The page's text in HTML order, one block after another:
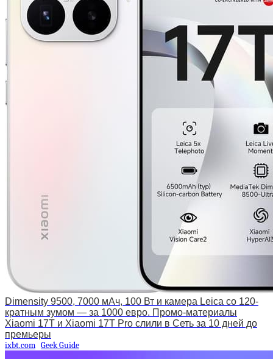
Dimensity 9500, 7000 мАч, 100 Вт и камера Leica со 120-
кратным зумом — за 1000 евро. Промо-материалы
Xiaomi 17T и Xiaomi 17T Pro слили в Сеть за 10 дней до
премьеры
ixbt.com Geek Guide